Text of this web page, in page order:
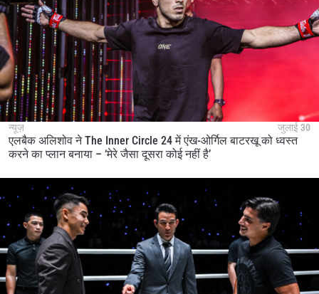
न्यूज़ जुलाई 30
एलबैक अलिशोव ने The Inner Circle 24 में एंख-ओर्गिल बाटरखू को ध्वस्त
करने का प्लान बनाया – ‘मेरे जैसा दूसरा कोई नहीं है’